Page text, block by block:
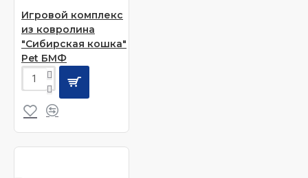
Игровой комплекс
из ковролина
"Сибирская кошка"
Pet БМФ